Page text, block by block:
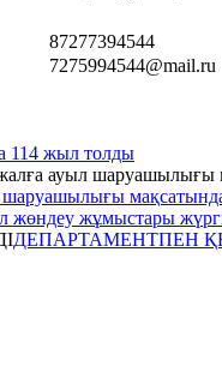
87277394544
7275994544@mail.ru
114 жыл толды
жөндеу жұмыстары
ДЕПАРТАМЕНТПЕН